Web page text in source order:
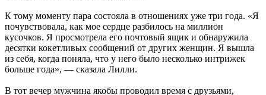
К тому моменту пара состояла в отношениях уже три года. «Я
почувствовала, как мое сердце разбилось на миллион
кусочков. Я просмотрела его почтовый ящик и обнаружила
десятки кокетливых сообщений от других женщин. Я вышла
из себя, когда поняла, что у него было несколько интрижек
больше года», — сказала Лилли.
В тот вечер мужчина якобы проводил время с друзьями,